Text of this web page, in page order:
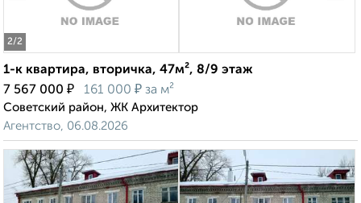
2/2
1-к квартира, вторичка, 47м², 8/9 этаж
7 567 000 ₽ 161 000 ₽ за м²
Советский район, ЖК Архитектор
Агентство, 06.08.2026